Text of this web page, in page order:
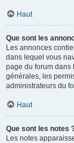
Haut
Que sont les
Les annonces
dans lequel vous
page du forum dans
générales, les
administrateurs du
Haut
Que sont les notes
Les notes